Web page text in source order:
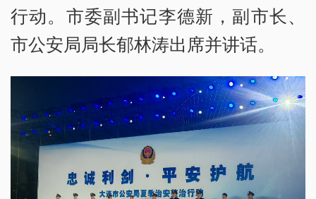
行动。市委副书记李德新，副市长、
市公安局局长郁林涛出席并讲话。